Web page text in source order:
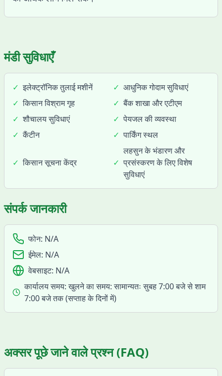
मंडी सुविधाएँ
✓ इलेक्ट्रॉनिक तुलाई मशीनें ✓ आधुनिक गोदाम सुविधाएं
✓ किसान विश्राम गृह ✓ बैंक शाखा और एटीएम
✓ शौचालय सुविधाएं ✓ पेयजल की व्यवस्था
✓ कैंटीन ✓ पार्किंग स्थल
✓ किसान सूचना केंद्र ✓
लहसुन के भंडारण और
प्रसंस्करण के लिए विशेष
सुविधाएं
संपर्क जानकारी
फोन: N/A
ईमेल: N/A
वेबसाइट: N/A
कार्यालय समय:खुलने का समय: सामान्यतः सुबह 7:00 बजे से शाम
7:00 बजे तक (सप्ताह के दिनों में)
अक्सर पूछे जाने वाले प्रश्न (FAQ)